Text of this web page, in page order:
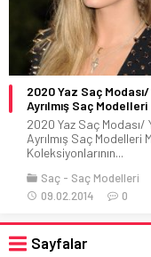
2020 Yaz Saç Modası/
Ayrılmış Saç Modelleri
2020 Yaz Saç Modası/
Ayrılmış Saç Modelleri
Koleksiyonlarının...
Saç
Saç Modelleri
09.02.2014
0
Sayfalar